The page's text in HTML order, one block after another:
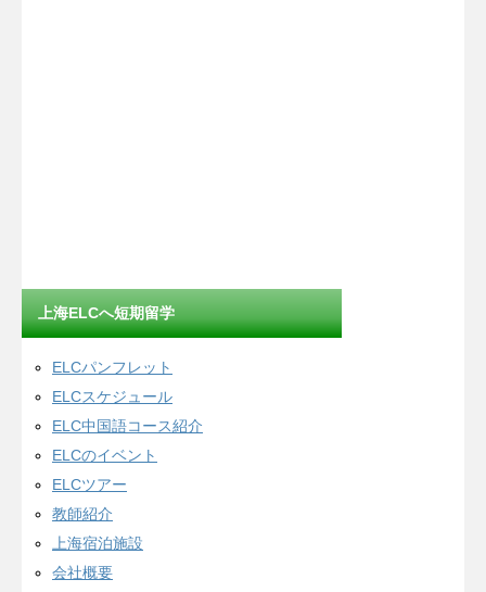
上海ELCへ短期留学
ELCパンフレット
ELCスケジュール
ELC中国語コース紹介
ELCのイベント
ELCツアー
教師紹介
上海宿泊施設
会社概要